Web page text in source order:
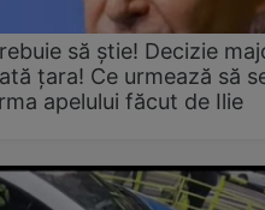
să știe! Decizie
țara! Ce urmează să
apelului făcut de Ilie